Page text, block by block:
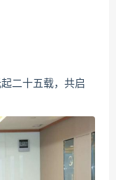
二十五载，共启